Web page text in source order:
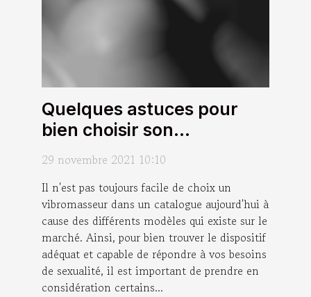
Quelques astuces pour
bien choisir son
vibromasseur
29 novembre 2021 10:10
Il n'est pas toujours facile de choix un
vibromasseur dans un catalogue aujourd'hui à
cause des différents modèles qui existe sur le
marché. Ainsi, pour bien trouver le dispositif
adéquat et capable de répondre à vos besoins
de sexualité, il est important de prendre en
considération certains...